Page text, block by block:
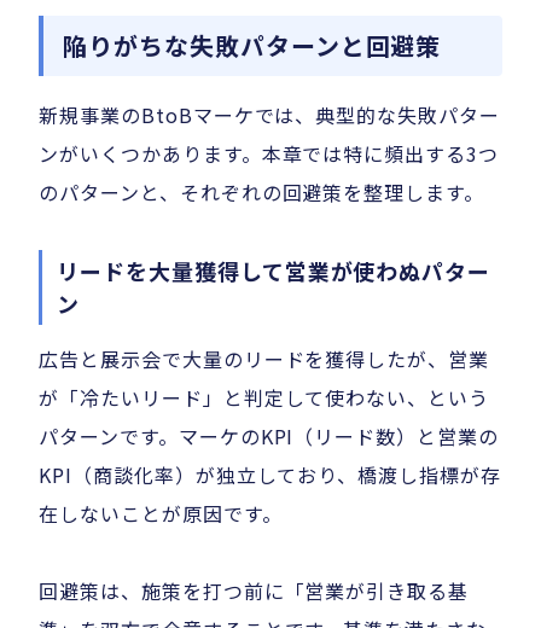
陥りがちな失敗パターンと回避策
新規事業のBtoBマーケでは、典型的な失敗パター
ンがいくつかあります。本章では特に頻出する3つ
のパターンと、それぞれの回避策を整理します。
リードを大量獲得して営業が使わぬパター
ン
広告と展示会で大量のリードを獲得したが、営業
が「冷たいリード」と判定して使わない、という
パターンです。マーケのKPI（リード数）と営業の
KPI（商談化率）が独立しており、橋渡し指標が存
在しないことが原因です。
回避策は、施策を打つ前に「営業が引き取る基